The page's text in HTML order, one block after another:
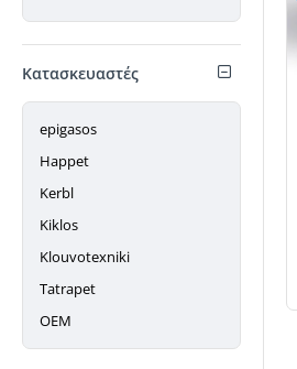
Κατασκευαστές
epigasos
Happet
Kerbl
Kiklos
Klouvotexniki
Tatrapet
ΟΕΜ